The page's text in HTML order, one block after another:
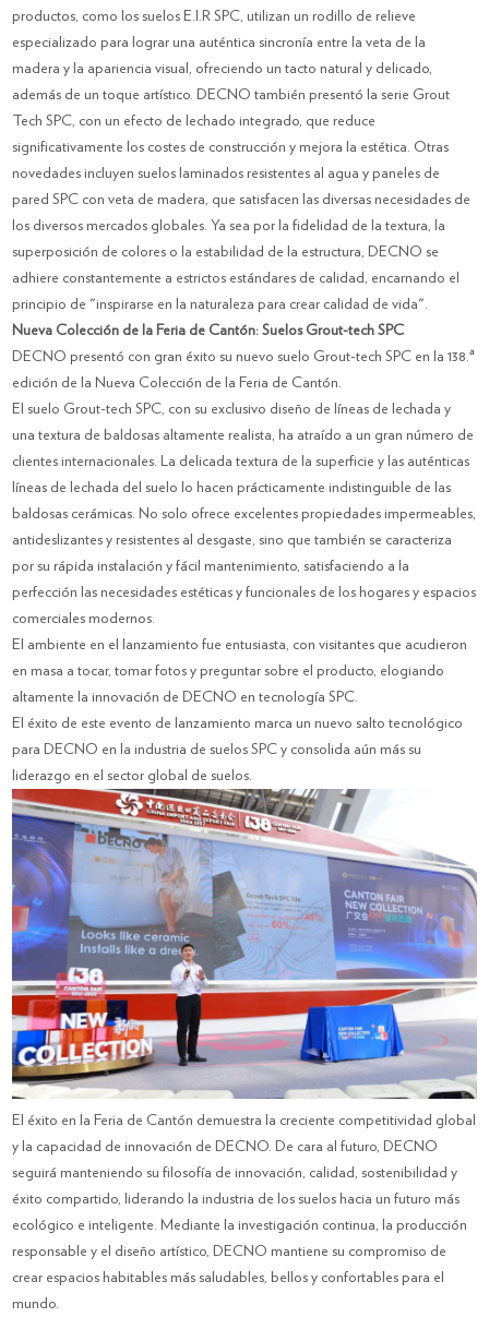
productos, como los suelos E.I.R SPC, utilizan un rodillo de relieve
especializado para lograr una auténtica sincronía entre la veta de la
madera y la apariencia visual, ofreciendo un tacto natural y delicado,
además de un toque artístico. DECNO también presentó la serie Grout
Tech SPC, con un efecto de lechado integrado, que reduce
significativamente los costes de construcción y mejora la estética. Otras
novedades incluyen suelos laminados resistentes al agua y paneles de
pared SPC con veta de madera, que satisfacen las diversas necesidades de
los diversos mercados globales. Ya sea por la fidelidad de la textura, la
superposición de colores o la estabilidad de la estructura, DECNO se
adhiere constantemente a estrictos estándares de calidad, encarnando el
principio de "inspirarse en la naturaleza para crear calidad de vida".
Nueva Colección de la Feria de Cantón: Suelos Grout-tech SPC
DECNO presentó con gran éxito su nuevo suelo Grout-tech SPC en la 138.ª
edición de la Nueva Colección de la Feria de Cantón.
El suelo Grout-tech SPC, con su exclusivo diseño de líneas de lechada y
una textura de baldosas altamente realista, ha atraído a un gran número de
clientes internacionales. La delicada textura de la superficie y las auténticas
líneas de lechada del suelo lo hacen prácticamente indistinguible de las
baldosas cerámicas. No solo ofrece excelentes propiedades impermeables,
antideslizantes y resistentes al desgaste, sino que también se caracteriza
por su rápida instalación y fácil mantenimiento, satisfaciendo a la
perfección las necesidades estéticas y funcionales de los hogares y espacios
comerciales modernos.
El ambiente en el lanzamiento fue entusiasta, con visitantes que acudieron
en masa a tocar, tomar fotos y preguntar sobre el producto, elogiando
altamente la innovación de DECNO en tecnología SPC.
El éxito de este evento de lanzamiento marca un nuevo salto tecnológico
para DECNO en la industria de suelos SPC y consolida aún más su
liderazgo en el sector global de suelos.
El éxito en la Feria de Cantón demuestra la creciente competitividad global
y la capacidad de innovación de DECNO. De cara al futuro, DECNO
seguirá manteniendo su filosofía de innovación, calidad, sostenibilidad y
éxito compartido, liderando la industria de los suelos hacia un futuro más
ecológico e inteligente. Mediante la investigación continua, la producción
responsable y el diseño artístico, DECNO mantiene su compromiso de
crear espacios habitables más saludables, bellos y confortables para el
mundo.